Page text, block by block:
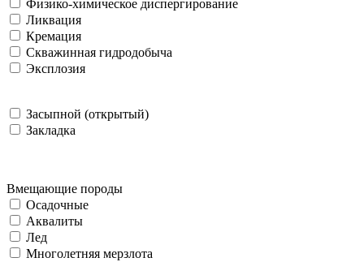
Физико-химическое диспергирование
Ликвация
Кремация
Скважинная гидродобыча
Эксплозия
Засыпной (открытый)
Закладка
Вмещающие породы
Осадочные
Аквалиты
Лед
Многолетняя мерзлота